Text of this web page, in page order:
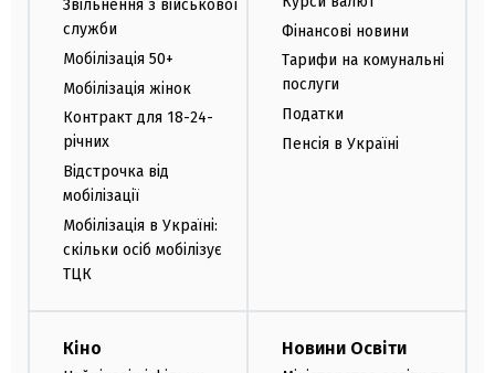
Звільнення з військової
служби
Мобілізація 50+
Мобілізація жінок
Контракт для 18-24-
річних
Відстрочка від
мобілізації
Мобілізація в Україні:
скільки осіб мобілізує
ТЦК
Фінансові новини
Тарифи на комунальні
послуги
Податки
Пенсія в Україні
Кіно Новини Освіти